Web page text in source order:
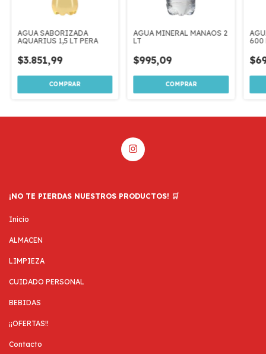
AGUA SABORIZADA
AQUARIUS 1,5 LT PERA
$3.851,99
AGUA MINERAL MANAOS 2
LT
$995,09
600
¡NO TE PIERDAS NUESTROS PRODUCTOS! 🛒
Inicio
ALMACEN
LIMPIEZA
CUIDADO PERSONAL
BEBIDAS
¡¡OFERTAS!!
Contacto